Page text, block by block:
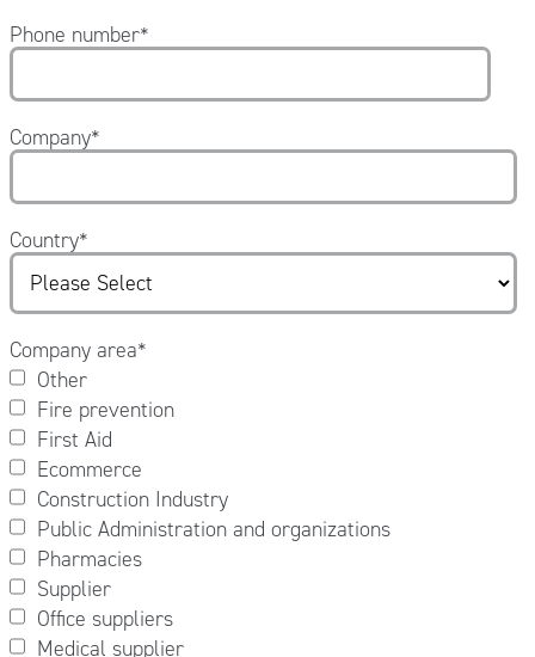
Phone number*
Company*
Country*
Company area*
Other
Fire prevention
First Aid
Ecommerce
Construction Industry
Public Administration and organizations
Pharmacies
Supplier
Office suppliers
Medical supplier